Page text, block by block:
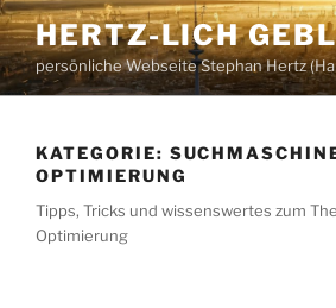
Zum
Inhalt
springen
HERTZ-LICH
persönliche Webseite Stephan Hertz
KATEGORIE:
OPTIMIERUNG
Tipps, Tricks und wissenswertes zum
Optimierung